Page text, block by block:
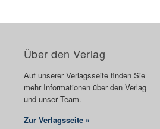
Über den Verlag
Auf unserer Verlagsseite finden Sie
mehr Informationen über den Verlag
und unser Team.
Zur Verlagsseite »